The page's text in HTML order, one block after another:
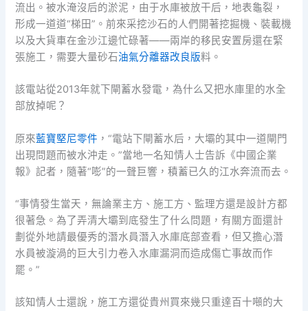
流出。被水淹沒后的淤泥，由于水庫被放干后，地表龜裂，
形成一道道“梯田”。前來采挖沙石的人們開著挖掘機、裝載機
以及大貨車在金沙江邊忙碌著——兩岸的移民安置房還在緊
張施工，需要大量砂石油氣分離器改良版料。
該電站從2013年就下閘蓄水發電，為什么又把水庫里的水全
部放掉呢？
原來藍寶堅尼零件 ，“電站下閘蓄水后，大壩的其中一道閘門
出現問題而被水沖走。”當地一名知情人士告訴《中國企業
報》記者，隨著“嘭”的一聲巨響，積蓄已久的江水奔流而去。
“事情發生當天，無論業主方、施工方、監理方還是設計方都
很著急。為了弄清大壩到底發生了什么問題，有關方面還計
劃從外地請最優秀的潛水員潛入水庫底部查看，但又擔心潛
水員被漩渦的巨大引力卷入水庫漏洞而造成傷亡事故而作
罷。”
該知情人士還說，施工方還從貴州買來幾只重達百十噸的大